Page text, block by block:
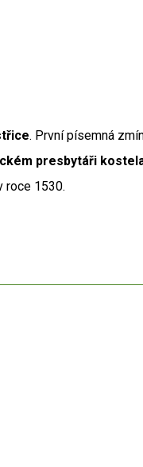
Autor /
. První písemná
presbytáři
roce 1530.